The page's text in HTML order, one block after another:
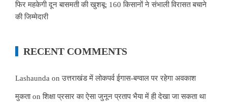
फिर महकेगी दून बासमती की खुशबू: 160 किसानों ने संभाली विरासत बचाने
की जिम्मेदारी
RECENT COMMENTS
Lashaunda onउत्तराखंड में लोकपर्व ईगास-बग्वाल पर रहेगा अवकाश
मुकताonशिक्षा प्रसार का ऐसा जुनून प्रताप भैया में ही देखा जा सकता था